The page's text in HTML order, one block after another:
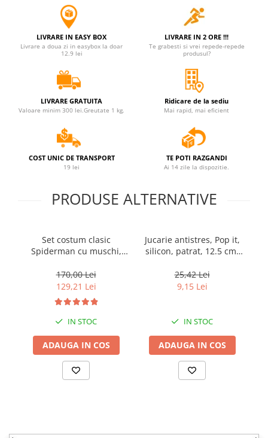
LIVRARE IN EASY BOX
Livrare a doua zi in easybox la doar
12.9 lei
LIVRARE IN 2 ORE !!!
Te grabesti si vrei repede-repede
produsul?
LIVRARE GRATUITA
Valoare minim 300 lei.Greutate 1 kg.
Ridicare de la sediu
Mai rapid, mai eficient
COST UNIC DE TRANSPORT
19 lei
TE POTI RAZGANDI
Ai 14 zile la dispozitie.
PRODUSE ALTERNATIVE
Set costum clasic
Spiderman cu muschi,
masca LED, 3-5 ani, 100-
110 cm
170,00 Lei
129,21 Lei
IN STOC
ADAUGA IN COS
Jucarie antistres, Pop it,
silicon, patrat, 12.5 cm,
25,42 Lei
9,15 Lei
IN STOC
ADAUGA IN COS